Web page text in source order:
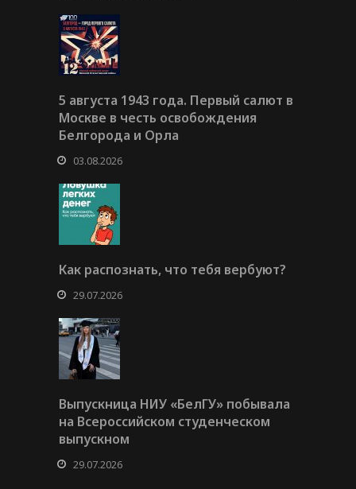
5 августа 1943 года. Первый салют в
Москве в честь освобождения
Белгорода и Орла
03.08.2026
Как распознать, что тебя вербуют?
29.07.2026
Выпускница НИУ «БелГУ» побывала
на Всероссийском студенческом
выпускном
29.07.2026